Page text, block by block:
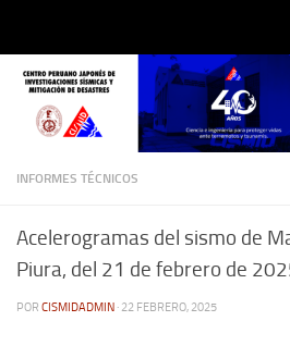
INFORMES TÉCNICOS
Acelerogramas del sismo de
Piura, del 21 de febrero de
POR CISMIDADMIN · 22 FEBRERO, 2025